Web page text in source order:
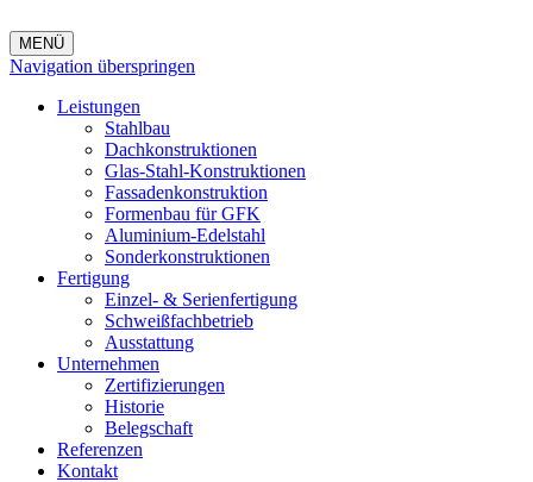
MENÜ
Navigation überspringen
Leistungen
Stahlbau
Dachkonstruktionen
Glas-Stahl-Konstruktionen
Fassadenkonstruktion
Formenbau für GFK
Aluminium-Edelstahl
Sonderkonstruktionen
Fertigung
Einzel- & Serienfertigung
Schweißfachbetrieb
Ausstattung
Unternehmen
Zertifizierungen
Historie
Belegschaft
Referenzen
Kontakt